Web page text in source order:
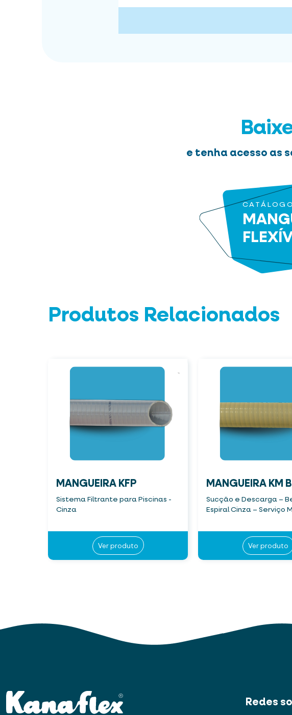
e tenha acesso as
Produtos Relacionados
MANGUEIRA KFP
Sistema Filtrante para Piscinas -
Cinza
Ver produto
MANGUEIRA KM
Sucção e Descarga –
Espiral Cinza – Serviço
Ver produto
Redes